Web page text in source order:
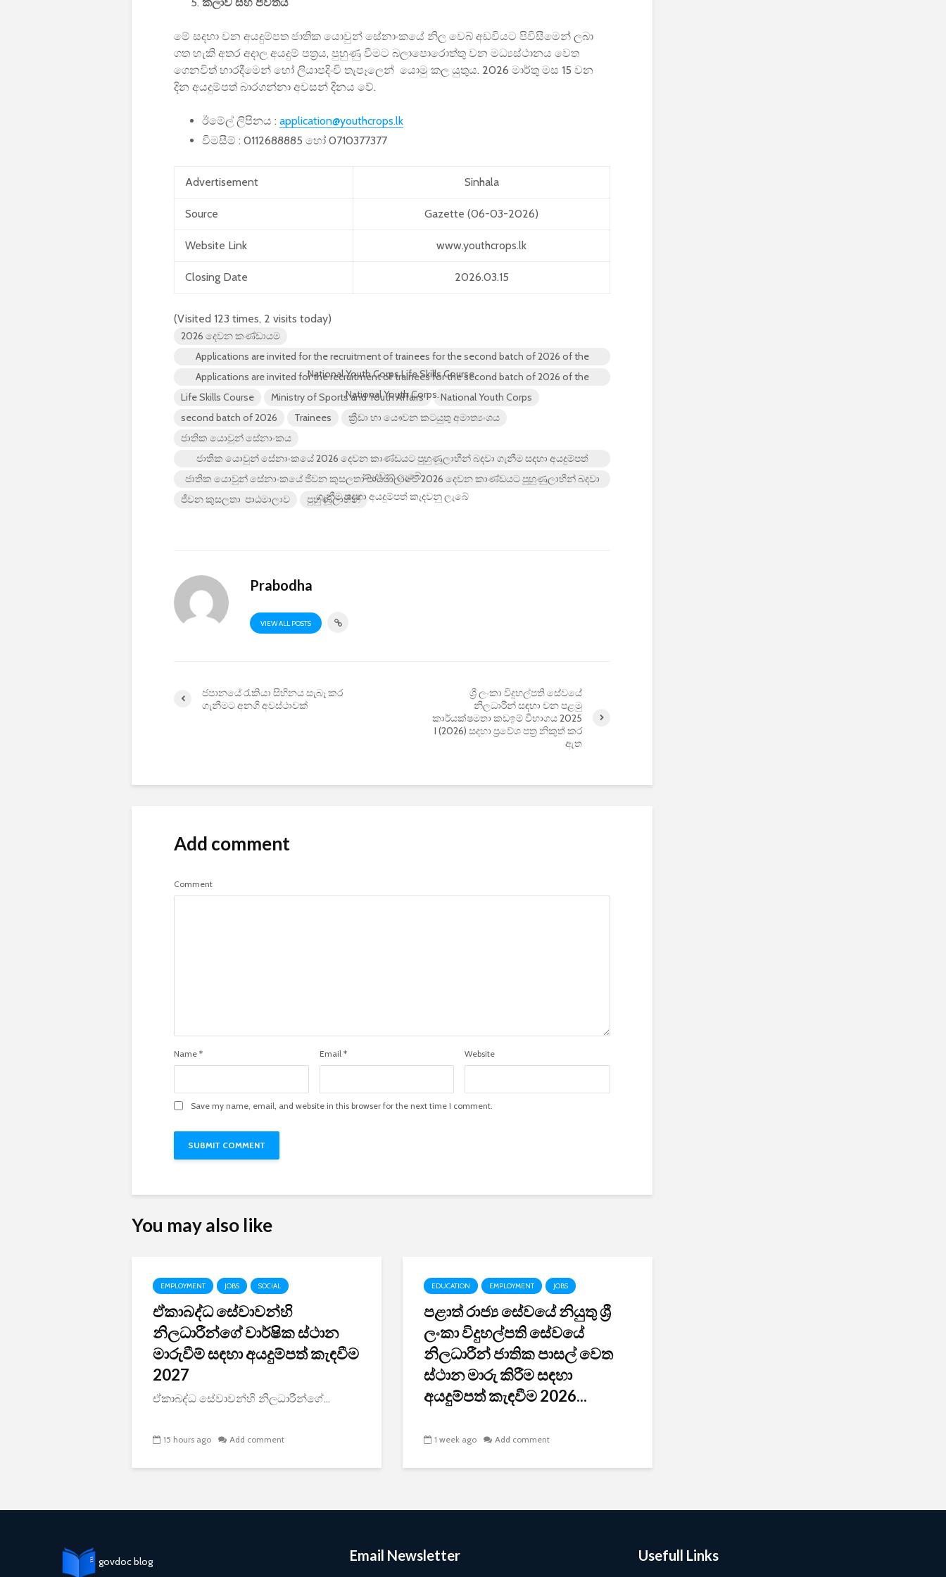
මේ සදහා වන අයදුම්පත ජාතික යොවුන් සේනාංකයේ නිල වෙබ් අඩවියට පිවිසීමෙන් ලබා
ගත හැකි අතර අදාල අයදුම් පත්‍රය, පුහුණු වීමට බලාපොරොත්තු වන මධ්‍යස්ථානය වෙත
ගෙනවිත් භාරදීමෙන් හෝ ලියාපදිංචි තැපෑලෙන් යොමු කල යුතුය. 2026 මාර්තු මස 15 වන
දින අයදුම්පත් බාරගන්නා අවසන් දිනය වේ.
ඊමේල් ලිපිනය : application@youthcrops.lk
විමසීම් : 0112688885 හෝ 0710377377
Advertisement Sinhala
Source Gazette (06-03-2026)
Website Link www.youthcrops.lk
Closing Date 2026.03.15
(Visited 123 times, 2 visits today)
2026 දෙවන කණ්ඩායම
Applications are invited for the recruitment of trainees for the second batch of 2026 of the
National Youth Corps Life Skills Course.
Applications are invited for the recruitment of trainees for the second batch of 2026 of the
National Youth Corps.
Life Skills Course Ministry of Sports and Youth Affairs
National Youth Corps
second batch of 2026
Trainees
ක්‍රීඩා හා යෞවන කටයුතු අමාත්‍යංශය
ජාතික යොවුන් සේනාංකය
ජාතික යොවුන් සේනාංකයේ 2026 දෙවන කාණ්ඩයට පුහුණූලාභීන් බදවා ගැනීම සදහා අයදුම්පත්
කැදවනු ලැබේ
ජාතික යොවුන් සේනාංකයේ ජීවන කුසලතා පාඨමාලාවේ 2026 දෙවන කාණ්ඩයට පුහුණුලාභීන් බදවා
ගැනීම සදහා අයදුම්පත් කැදවනු ලැබේ
ජීවන කුසලතා පාඨමාලාව පුහුණූලාභීන්
Prabodha
VIEW ALL POSTS
ජපානයේ රැකියා සිහිනය සැබෑ කර
ගැනීමට අනගි අවස්ථාවක්
ශ්‍රී ලංකා විදුහල්පති සේවයේ
නිලධාරීන් සඳහා වන පළමු
කාර්යක්ෂමතා කඩඉම් විභාගය 2025
I (2026) සදහා ප්‍රවේශ පත්‍ර නිකුත් කර
ඇත
Add comment
Comment
Name * Email * Website
Save my name, email, and website in this browser for the next time I comment.
You may also like
EMPLOYMENT JOBS SOCIAL
ඒකාබද්ධ සේවාවන්හි
නිලධාරීන්ගේ වාර්ෂික ස්ථාන
මාරුවීම් සඳහා අයදුම්පත් කැඳවීම
2027
ඒකාබද්ධ සේවාවන්හි නිලධාරීන්ගේ...
15 hours ago Add comment
EDUCATION EMPLOYMENT JOBS
පළාත් රාජ්‍ය සේවයේ නියුතු ශ්‍රී
ලංකා විදුහල්පති සේවයේ
නිලධාරීන් ජාතික පාසල් වෙත
ස්ථාන මාරු කිරීම සඳහා
අයදුම්පත් කැඳවීම 2026...
1 week ago Add comment
govdoc blog Email Newsletter Usefull Links